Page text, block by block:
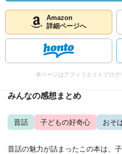
Amazon
詳細ページへ
本ページはアフィリエイトプロ
みんなの感想まとめ
昔話 子どもの好奇心 おそ
昔話の魅力が詰まったこの本は、